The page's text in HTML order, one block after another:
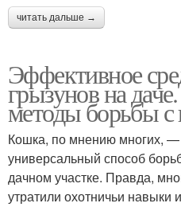
читать дальше →
Эффективное
грызунов на
методы борьбы с
Кошка, по мнению многих,
универсальный способ
дачном участке. Правда,
утратили охотничьи навыки